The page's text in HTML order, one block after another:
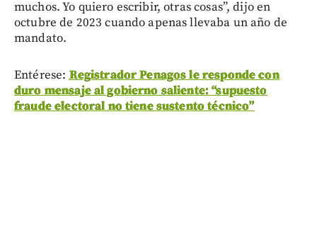
muchos. Yo quiero escribir, otras cosas”, dijo en
octubre de 2023 cuando apenas llevaba un año de
mandato.
Entérese: Registrador Penagos le responde con
duro mensaje al gobierno saliente: “supuesto
fraude electoral no tiene sustento técnico”